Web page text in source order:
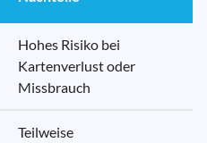
Hohes Risiko bei
Kartenverlust oder
Missbrauch
Teilweise